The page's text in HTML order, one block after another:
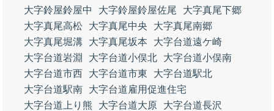
大字鈴屋鈴屋中
大字鈴屋鈴屋佐尾
大字真尾下郷
大字真尾高松
大字真尾中央
大字真尾南郷
大字真尾堀溝
大字真尾坂本
大字台道遠ケ崎
大字台道岩淵
大字台道小俣北
大字台道小俣南
大字台道市西
大字台道市東
大字台道駅北
大字台道駅南
大字台道雇用促進住宅
大字台道上り熊
大字台道大原
大字台道長沢